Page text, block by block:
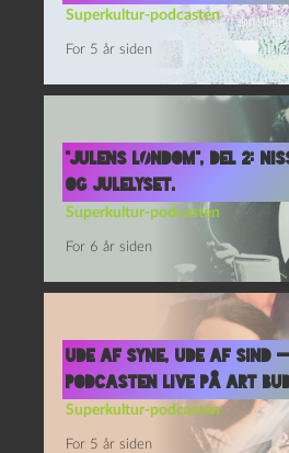
Superkultur-podcasten
For 5 år siden
“Julens Løndom”, del 2:
og julelyset.
Superkultur-podcasten
For 6 år siden
Ude af syne, ude af sind
podcasten live på Art
Superkultur-podcasten
For 5 år siden